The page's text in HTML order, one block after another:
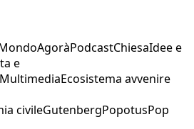
AgoràPodcastChiesaIdee e
e
MultimediaEcosistema avvenire
civileGutenbergPopotusPop